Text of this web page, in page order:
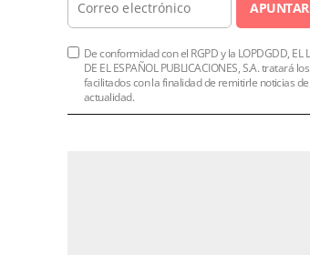
De conformidad con el RGPD y la LOPDGDD, EL
DE EL ESPAÑOL PUBLICACIONES, S.A. tratará
facilitados con la finalidad de remitirle noticias de
actualidad.